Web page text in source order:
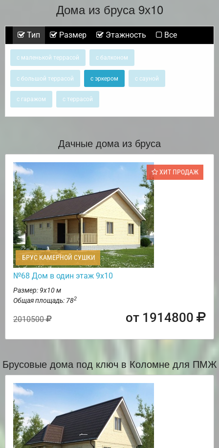
Дома из бруса 9х10
Тип Размер Этажность Все
с маленькой террасой с балконом
с большой террасой с эркером с сауной
с гаражом с террасой
Дачные дома из бруса
ХИТ ПРОДАЖ
БРУС КАМЕРНОЙ СУШКИ
№68 Дом в один этаж 9х10
Размер: 9х10 м
Общая площадь: 782
2010500 от 1914800
Брусовые дома под ключ в Коломне для ПМЖ